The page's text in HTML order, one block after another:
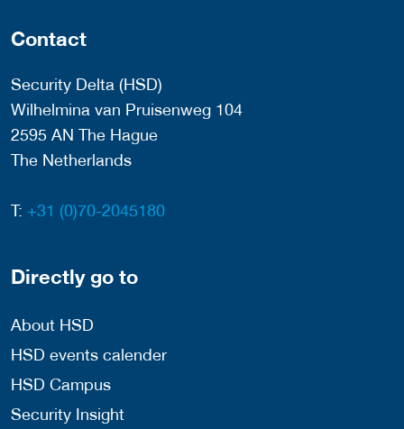
Contact
Security Delta (HSD)
Wilhelmina van Pruisenweg 104
2595 AN The Hague
The Netherlands
T: +31 (0)70-2045180
Directly go to
About HSD
HSD events calender
HSD Campus
Security Insight